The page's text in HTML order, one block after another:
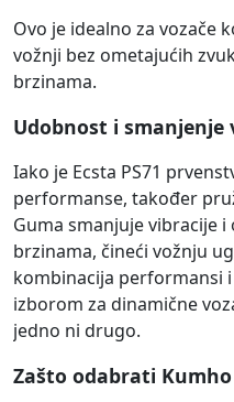
Ovo je idealno za vozače
vožnji bez ometajućih
brzinama.
Udobnost i smanjenje
Iako je Ecsta PS71
performanse, također
Guma smanjuje vibracije
brzinama, čineći vožnju
kombinacija performansi
izborom za dinamične
jedno ni drugo.
Zašto odabrati Kumho